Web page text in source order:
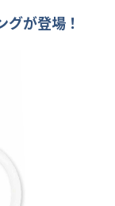
が登場！